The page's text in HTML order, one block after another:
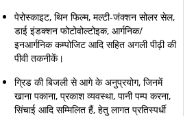
पेरोस्काइट, थिन फिल्म, मल्टी-जंक्शन सोलर सेल,
डाई इंडक्शन फोटोवोल्टोइक, आर्गनिक/
इनआर्गनिक कम्पोजिट आदि सहित अगली पीढ़ी की
पीवी तकनीकें।
ग्रिड की बिजली से आगे के अनुप्रयोग, जिनमें
खाना पकाना, प्रकाश व्यवस्था, पानी पम्प करना,
सिंचाई आदि सम्मिलित हैं, हेतु लागत प्रतिस्पर्धी